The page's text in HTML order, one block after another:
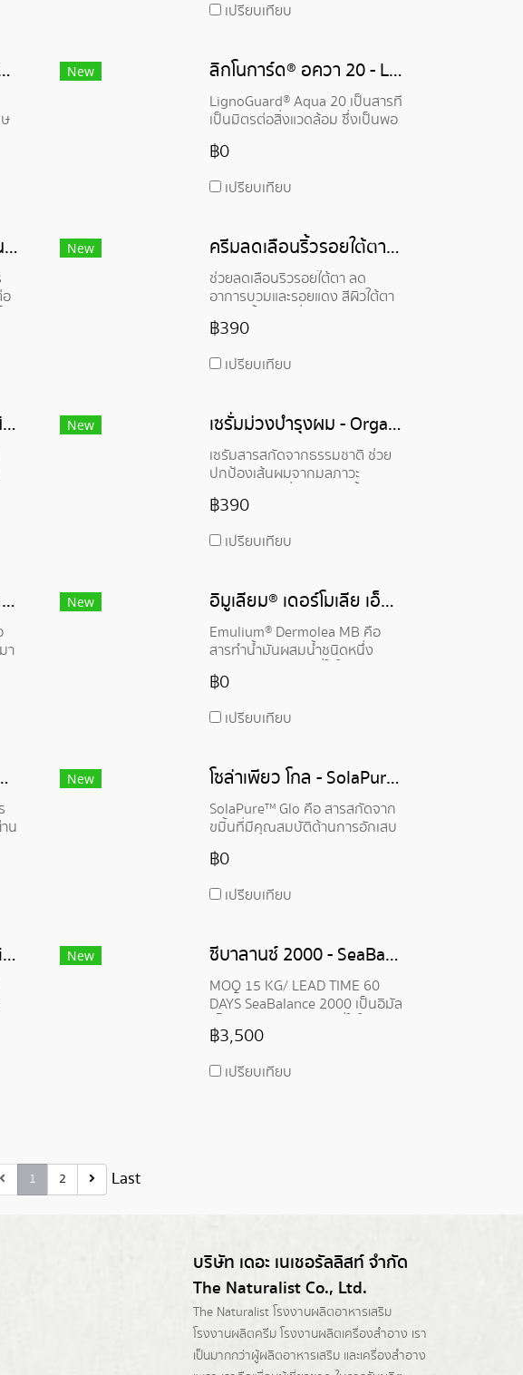
เปรียบเทียบ
Glucan Green New ลิกโนการ์ด® อควา 20 - LignoGuard® Aqua 20
LignoGuard® Aqua 20 เป็นสารที่
เป็นมิตรต่อสิ่งแวดล้อม ซึ่งเป็นพอ
ลิเมอร์ชีวภาพธรรมชาติ ช่วย
ปกป้องพืชจากรังสียูวี
เดชั่น โดยทำหน้าที่เป็นตัวเพิ่ม SPF
50%) เป็นสารต้านอนุมูลอิสระ และ
สารทำให้คงตัว LignoGuard®
สามารถช่วยสร้างสูตรที่มี
ประสิทธิภาพและคงตัว มากขึ้น
฿0
เปรียบเทียบ
รองพื้นกันแดด กันน้ำ กันเหงื่อ - All-Day longwear foundation New ครีมลดเลือนริ้วรอยใต้ตา - Anti-Wrinkle Eye Cream
ช่วยลดเลือนริ้วรอยใต้ตา ลด
อาการบวมและรอยแดง สีผิวใต้ตา
ดูสว่างขึ้น ผิวดูอิ่มฟู เนียนนุ่ม ชุ่ม
ชื้น
฿390
เปรียบเทียบ
โทนเนอร์แพดผลัดเซลล์ผิว - AHA Exfoliating Toner Pads New เซรั่มม่วงบำรุงผม - Organic Violet Protact Hair Oil Serum
เซรั่มสารสกัดจากธรรมชาติ ช่วย
ปกป้องเส้นผมจากมลภาวะ
แสงแดด และเพิ่มความชุ่มชื้น ช่วย
บำรุงผมแตกปลาย
฿390
เปรียบเทียบ
ซิลเซนส์® ไบโอ 5 อิมมอลเลียนท์ - SilSense® Bio 5 emollient
า
New อิมูเลียม® เดอร์โมเลีย เอ็มบี - Emulium® Dermolea MB
Emulium® Dermolea MB คือ
สารทำน้ำมันผสมน้ำชนิดหนึ่ง
(O/W emulsifier) ที่ใช้ใน
ผลิตภัณฑ์เครื่องสำอาง
สารทำน้ำมันผสมน้ำที่ช่วยลด
สำหรับทุกสภาพผิว ปลอดภัยต่อ
฿0
เปรียบเทียบ
Pink Berry
น
New โซล่าเพียว โกล - SolaPure Glo
SolaPure™ Glo คือ สารสกัดจาก
ขมิ้นที่มีคุณสมบัติต้านการอักเสบ
ต้านอนุมูลอิสระ และต้านจุลชีพ
ช่วยเพิ่มประสิทธิภาพ SPF และ
ควบคุมรอยดำรอยแดง และส่ง
฿0
เปรียบเทียบ
ชาโรมิกซ์ 699 - Sharomix 699 New ซีบาลานซ์ 2000 - SeaBalance 2000
MOQ 15 KG/ LEAD TIME 60
DAYS SeaBalance 2000 เป็นอิมัล
ซิไฟเออร์ (Emulsifier) ที่ใช้ใน
เครื่องสำอาง เป็นตัวแรกของโลกที่
ประสิทธิภาพเทียบเท่าอิมัลซิไฟเอ
฿3,500
เปรียบเทียบ
1 2 Last
บริษัท เดอะ เนเชอรัลลิสท์ จำกัด
The Naturalist Co., Ltd.
The Naturalist โรงงานผลิตอาหารเสริม
โรงงานผลิตครีมโรงงานผลิตเครื่องสำอาง เรา
เป็นมากกว่าผู้ผลิตอาหารเสริมและเครื่องสำอาง